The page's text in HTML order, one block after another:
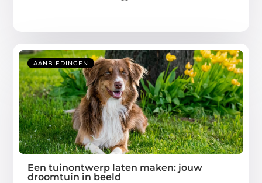
AANBIEDINGEN
Een tuinontwerp laten maken: jouw
droomtuin in beeld